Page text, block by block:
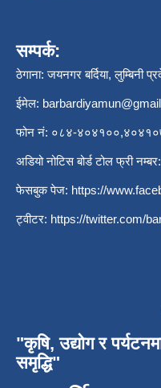
सम्पर्क:
ठेगाना: जयनगर बर्दिया, लुम्बिनी
ईमेल:
फोन नं: ०८४-
अडियो नोटिस बोर्ड टोल फ्री
फेसबुक पेज: https://
ट्वीटर: https://twitter.com/
"कृषि, उद्योग र
समृद्धि"